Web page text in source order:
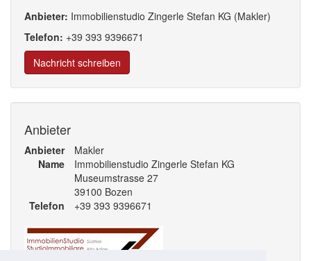
Anbieter: Immobilienstudio Zingerle Stefan KG (Makler)
Telefon: +39 393 9396671
Nachricht schreiben
Anbieter
Anbieter
Makler
Name
Immobilienstudio Zingerle Stefan KG
Museumstrasse 27
39100 Bozen
Telefon
+39 393 9396671